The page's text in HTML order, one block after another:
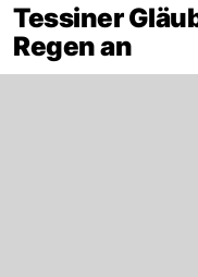
Tessiner
Regen an